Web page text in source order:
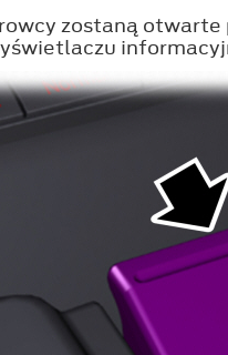
zostaną otwarte